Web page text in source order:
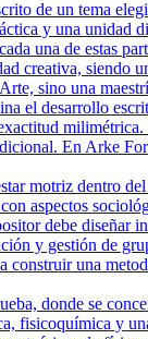
de un tema
y una unidad
una de estas
siendo
sino una
el desarrollo
En Arke
motriz dentro
aspectos
debe diseñar
y gestión de
una
donde se
fisicoquímica y